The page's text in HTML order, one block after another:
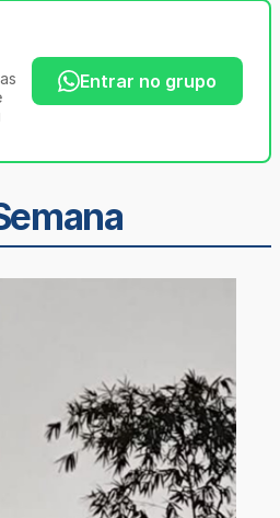
Entrar no grupo